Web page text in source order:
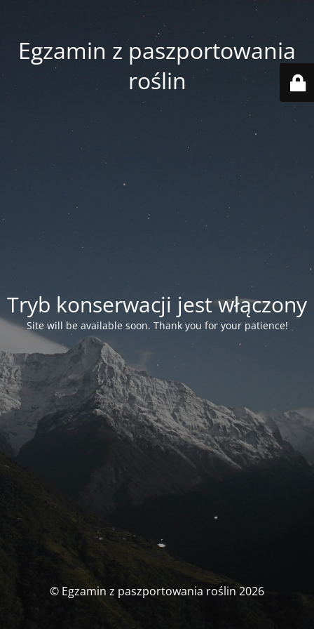
Egzamin z paszportowania
roślin
Tryb konserwacji jest włączony
Site will be available soon. Thank you for your patience!
© Egzamin z paszportowania roślin 2026